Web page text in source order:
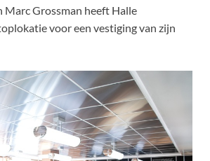
Marc Grossman heeft Halle
voor een vestiging van zijn